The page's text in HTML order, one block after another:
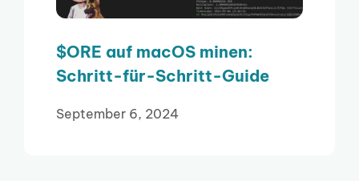
$ORE auf macOS minen:
Schritt-für-Schritt-Guide
September 6, 2024